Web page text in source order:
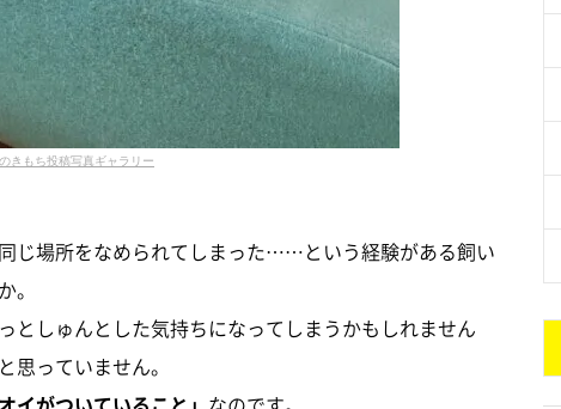
きもち投稿写真ギャラリー
じ場所をなめられてしまった……という経験がある飼い
。
しゅんとした気持ちになってしまうかもしれません
っていません。